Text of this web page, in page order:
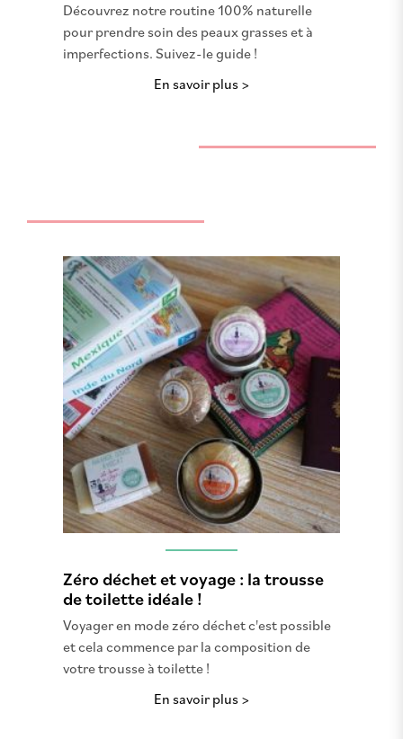
Découvrez notre routine 100% naturelle
pour prendre soin des peaux grasses et à
imperfections. Suivez-le guide !
En savoir plus
Zéro déchet et voyage : la trousse
de toilette idéale !
Voyager en mode zéro déchet c'est possible
et cela commence par la composition de
votre trousse à toilette !
En savoir plus